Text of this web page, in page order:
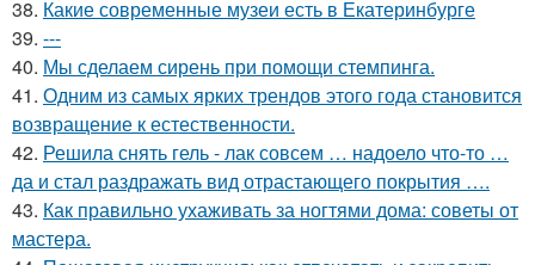
38. Какие современные музеи есть в Екатеринбурге
39. ---
40. Мы сделаем сирень при помощи стемпинга.
41. Одним из самых ярких трендов этого года становится
возвращение к естественности.
42. Решила снять гель - лак совсем … надоело что-то …
да и стал раздражать вид отрастающего покрытия ….
43. Как правильно ухаживать за ногтями дома: советы от
мастера.